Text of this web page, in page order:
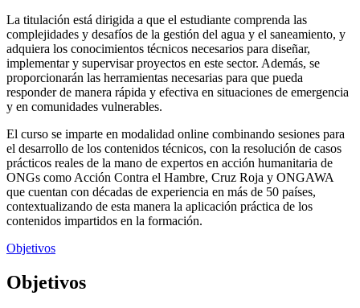
La titulación está dirigida a que el estudiante comprenda las
complejidades y desafíos de la gestión del agua y el saneamiento, y
adquiera los conocimientos técnicos necesarios para diseñar,
implementar y supervisar proyectos en este sector. Además, se
proporcionarán las herramientas necesarias para que pueda
responder de manera rápida y efectiva en situaciones de emergencia
y en comunidades vulnerables.
El curso se imparte en modalidad online combinando sesiones para
el desarrollo de los contenidos técnicos, con la resolución de casos
prácticos reales de la mano de expertos en acción humanitaria de
ONGs como Acción Contra el Hambre, Cruz Roja y ONGAWA
que cuentan con décadas de experiencia en más de 50 países,
contextualizando de esta manera la aplicación práctica de los
contenidos impartidos en la formación.
Objetivos
Objetivos